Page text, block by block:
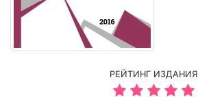
РЕЙТИНГ ИЗДАНИЯ